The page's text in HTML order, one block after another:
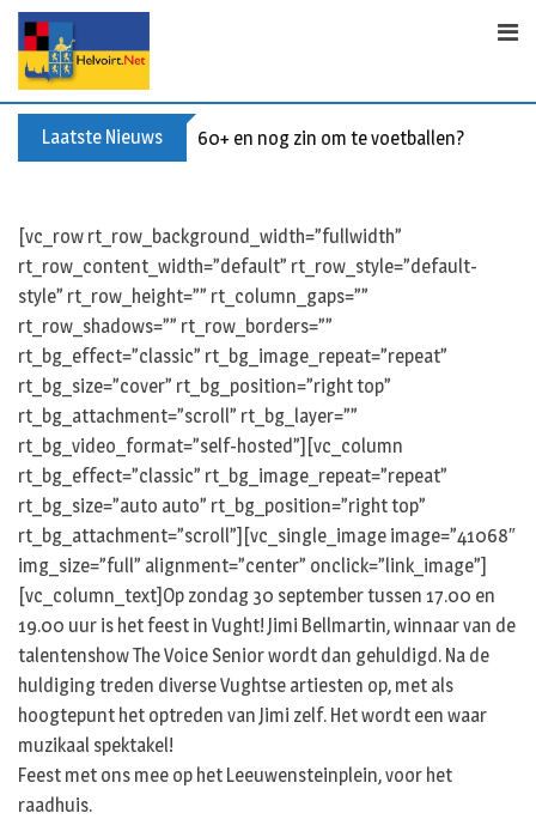
p
Laatste Nieuws 60+ en nog zin om te voetballen? Kom
[vc_row rt_row_background_width=”fullwidth”
rt_row_content_width=”default” rt_row_style=”default-
style” rt_row_height=”” rt_column_gaps=””
rt_row_shadows=”” rt_row_borders=””
rt_bg_effect=”classic” rt_bg_image_repeat=”repeat”
rt_bg_size=”cover” rt_bg_position=”right top”
rt_bg_attachment=”scroll” rt_bg_layer=””
rt_bg_video_format=”self-hosted”][vc_column
rt_bg_effect=”classic” rt_bg_image_repeat=”repeat”
rt_bg_size=”auto auto” rt_bg_position=”right top”
rt_bg_attachment=”scroll”][vc_single_image image=”41068″
img_size=”full” alignment=”center” onclick=”link_image”]
[vc_column_text]Op zondag 30 september tussen 17.00 en
19.00 uur is het feest in Vught! Jimi Bellmartin, winnaar van de
talentenshow The Voice Senior wordt dan gehuldigd. Na de
huldiging treden diverse Vughtse artiesten op, met als
hoogtepunt het optreden van Jimi zelf. Het wordt een waar
muzikaal spektakel!
Feest met ons mee op het Leeuwensteinplein, voor het
raadhuis.